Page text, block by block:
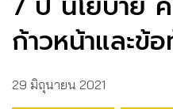
ก้าวหน้าและข้
29 มิถุนายน 2021